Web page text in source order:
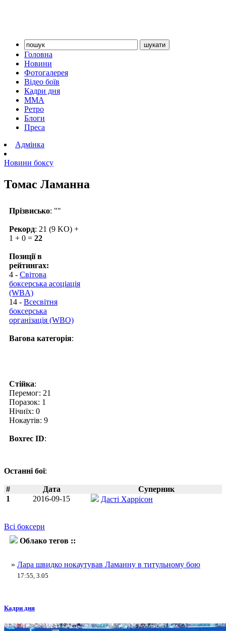
Головна
Новини
Фотогалерея
Відео боїв
Кадри дня
ММА
Ретро
Блоги
Преса
Адмінка
Новини боксу
Томас Ламанна
Прізвисько: ""
Рекорд: 21 (9 KO) +
1 + 0 = 22
Позиції в
рейтингах:
4 - Світова
боксерська асоціація
(WBA)
14 - Всесвітня
боксерська
організація (WBO)
Вагова категорія:
Стійка:
Перемог: 21
Поразок: 1
Нічиїх: 0
Нокаутів: 9
Boxrec ID:
Останні бої:
# Дата
Суперник
1
2016-09-15 Дасті Харрісон
Всі боксери
Облако тегов ::
» Лара швидко нокаутував Ламанну в титульному бою
17:55, 3.05
Кадри дня